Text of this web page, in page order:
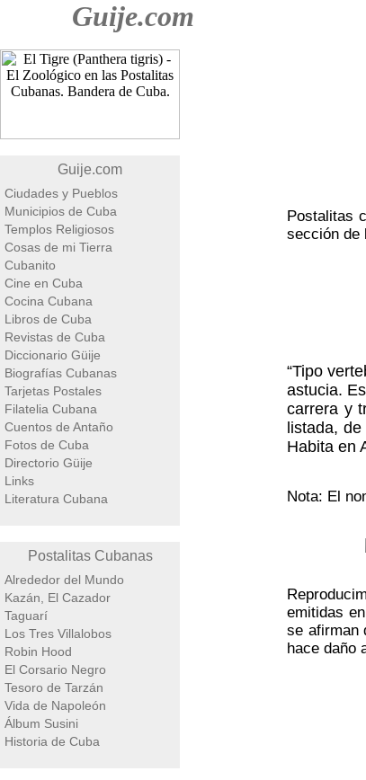
Guije.com
Guije.com
Ciudades y Pueblos
Municipios de Cuba
Templos Religiosos
Cosas de mi Tierra
Cubanito
Cine en Cuba
Cocina Cubana
Libros de Cuba
Revistas de Cuba
Diccionario Güije
Biografías Cubanas
Tarjetas Postales
Filatelia Cubana
Cuentos de Antaño
Fotos de Cuba
Directorio Güije
Links
Literatura Cubana
Postalitas Cubanas
Alrededor del Mundo
Kazán, El Cazador
Taguarí
Los Tres Villalobos
Robin Hood
El Corsario Negro
Tesoro de Tarzán
Vida de Napoleón
Álbum Susini
Historia de Cuba
Postalitas
sección de
“Tipo
astucia.
carrera y
listada,
Habita en
Nota: El
emitidas
se afirman
hace daño